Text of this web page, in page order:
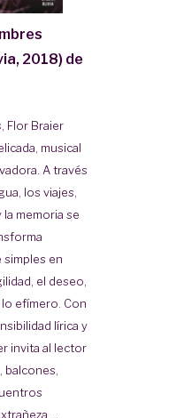
2018) de
, Flor Braier
musical
A través
los viajes,
memoria se
simples en
el deseo,
lo efímero. Con
lírica y
invita al lector
...